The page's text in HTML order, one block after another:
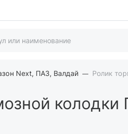
Next, ПАЗ, Валдай Ролик